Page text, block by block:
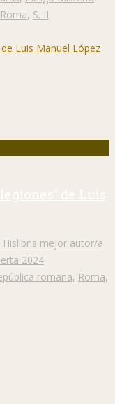
Roma, S. II
de Luis
Hislibris mejor autor/a
2024
romana, Roma,